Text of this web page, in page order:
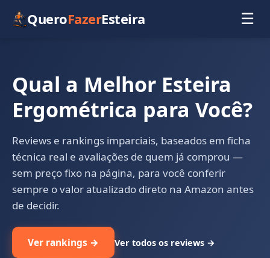
QueroFazerEsteira ☰
Qual a Melhor Esteira
Ergométrica para Você?
Reviews e rankings imparciais, baseados em ficha
técnica real e avaliações de quem já comprou —
sem preço fixo na página, para você conferir
sempre o valor atualizado direto na Amazon antes
de decidir.
Ver rankings → Ver todos os reviews →